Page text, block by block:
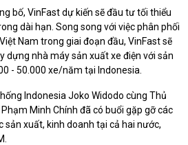
bố, VinFast dự kiến sẽ đầu tư tối thiểu
dài hạn. Song song với việc phân phối
Nam trong giai đoạn đầu, VinFast sẽ
dựng nhà máy sản xuất xe điện với sản
- 50.000 xe/năm tại Indonesia.
Indonesia Joko Widodo cùng Thủ
Minh Chính đã có buổi gặp gỡ các
sản xuất, kinh doanh tại cả hai nước,